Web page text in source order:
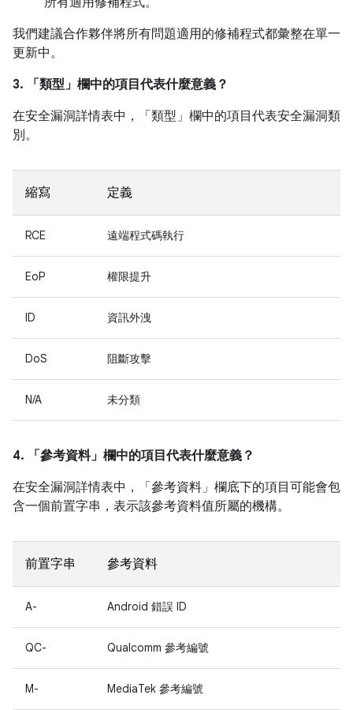
我們建議合作夥伴將所有問題適用的修補程式都彙整在單一
更新中。
3. 「類型」 欄中的項目代表什麼意義？
在安全漏洞詳情表中，「類型」 欄中的項目代表安全漏洞類
別。
縮寫 定義
RCE 遠端程式碼執行
EoP 權限提升
ID 資訊外洩
DoS 阻斷攻擊
N/A 未分類
4. 「參考資料」 欄中的項目代表什麼意義？
在安全漏洞詳情表中，「參考資料」 欄底下的項目可能會包
含一個前置字串，表示該參考資料值所屬的機構。
前置字串 參考資料
A- Android 錯誤 ID
QC- Qualcomm 參考編號
M- MediaTek 參考編號